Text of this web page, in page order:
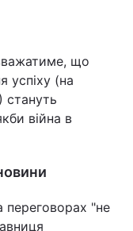
що
успіху (на
стануть
війна в
переговорах "не